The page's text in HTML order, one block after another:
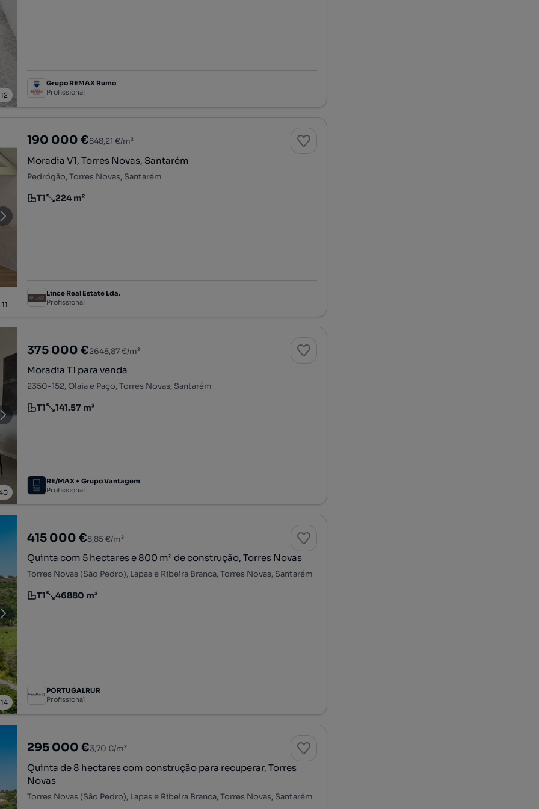
12
Grupo REMAX Rumo
Profissional
11
190 000 €848,21 €/m²
Moradia V1, Torres Novas, Santarém
Pedrógão, Torres Novas, Santarém
Tipologia
T1
Preço por metro quadrado
224 m²
Lince Real Estate Lda.
Profissional
375 000 €2648,87 €/m²
Moradia T1 para venda
2350-152, Olaia e Paço, Torres Novas, Santarém
Tipologia
T1
Preço por metro quadrado
141.57 m²
RE/MAX + Grupo Vantagem
Profissional
14
415 000 €8,85 €/m²
Quinta com 5 hectares e 800 m² de construção, Torres Novas
Torres Novas (São Pedro), Lapas e Ribeira Branca, Torres Novas, Santarém
Tipologia
T1
Preço por metro quadrado
46880 m²
PORTUGALRUR
Profissional
295 000 €3,70 €/m²
Quinta de 8 hectares com construção para recuperar, Torres
Novas
Torres Novas (São Pedro), Lapas e Ribeira Branca, Torres Novas, Santarém